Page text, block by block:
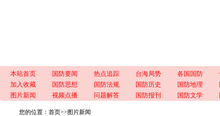
本站首页 国防要闻 热点追踪 台海局势 各国国防
加入收藏
国防思想 国防法规 国防历史 国防地理
图片新闻
视频点播 问题解答 国防报刊 国防文学
您的位置： 首页>> 图片新闻